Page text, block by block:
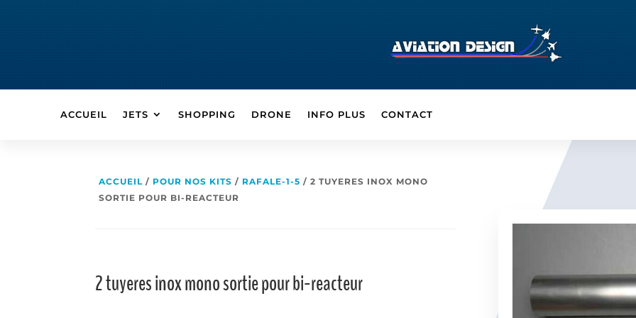
ACCUEIL JETS SHOPPING DRONE INFO PLUS CONTACT
ACCUEIL / POUR NOS KITS / RAFALE-1-5 / 2 TUYERES INOX MONO
SORTIE POUR BI-REACTEUR
2 tuyeres inox mono sortie pour bi-reacteur